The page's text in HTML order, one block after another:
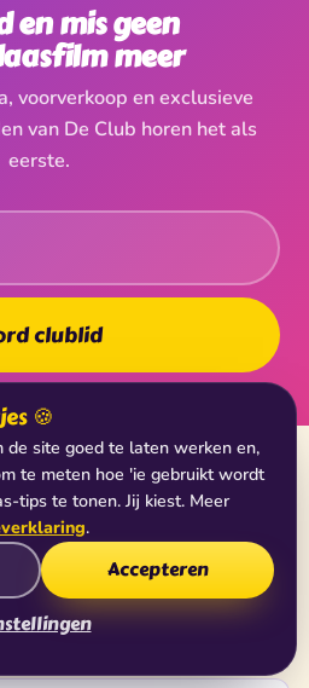
en mis geen
meer
voorverkoop en exclusieve
van De Club horen het als
eerste.
clublid
🍪
de site goed te laten werken en,
te meten hoe 'ie gebruikt wordt
tips te tonen. Jij kiest. Meer
.
Accepteren